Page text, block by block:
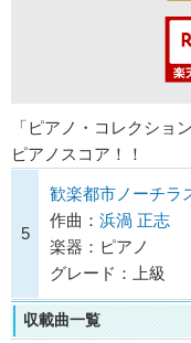
「ピアノ・コレクショ
ピアノスコア！！
5
歓楽都市ノーチラ
作曲： 浜渦 正志
楽器：ピアノ
グレード：上級
収載曲一覧